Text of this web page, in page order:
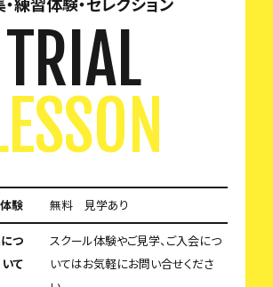
TRIAL
験 無料 見学あり
つ
いて
スクール体験やご見学、ご入会につ
いてはお気軽にお問い合せくださ